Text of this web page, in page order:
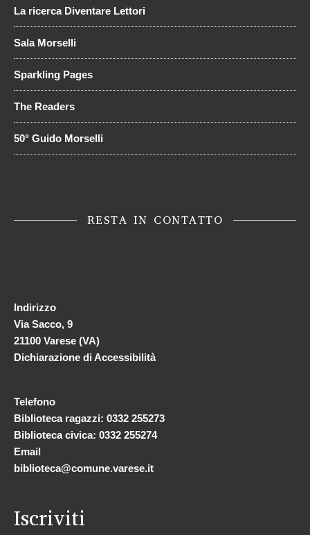
La ricerca Diventare Lettori
Sala Morselli
Sparkling Pages
The Readers
50° Guido Morselli
RESTA IN CONTATTO
Indirizzo
Via Sacco, 9
21100 Varese (VA)
Dichiarazione di Accessibilità
Telefono
Biblioteca ragazzi: 0332 255273
Biblioteca civica: 0332 255274
Email
biblioteca@comune.varese.it
Iscriviti